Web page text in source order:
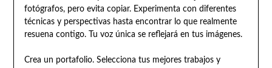
fotógrafos, pero evita copiar. Experimenta con diferentes
técnicas y perspectivas hasta encontrar lo que realmente
resuena contigo. Tu voz única se reflejará en tus imágenes.
Crea un portafolio. Selecciona tus mejores trabajos y